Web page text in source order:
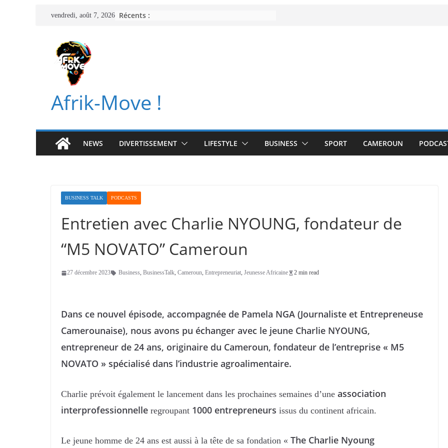
Passer
contenu
vendredi, août 7, 2026 Récents :
Afrik-Move !
NEWS DIVERTISSEMENT LIFESTYLE BUSINESS SPORT CAMEROUN
BUSINESS TALK PODCASTS
Entretien avec Charlie NYOUNG, fondateur de
“M5 NOVATO” Cameroun
27 décembre 2023 Business, BusinessTalk, Cameroun, Entrepreneuriat, Jeunesse Africaine 2 min read
Dans ce nouvel épisode, accompagnée de Pamela NGA (Journaliste et Entrepreneuse
Camerounaise), nous avons pu échanger avec le jeune Charlie NYOUNG,
entrepreneur de 24 ans, originaire du Cameroun, fondateur de l’entreprise « M5
NOVATO » spécialisé dans l’industrie agroalimentaire.
Charlie prévoit également le lancement dans les prochaines semaines d’une association
interprofessionnelle regroupant 1000 entrepreneurs issus du continent africain.
Le jeune homme de 24 ans est aussi à la tête de sa fondation « The Charlie Nyoung